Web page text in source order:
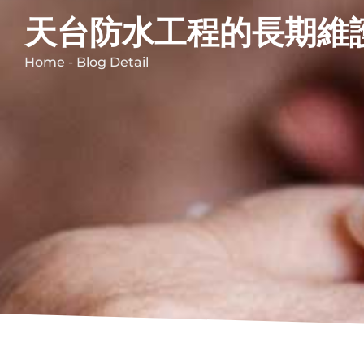
天台防水工程的長期維
Home - Blog Detail